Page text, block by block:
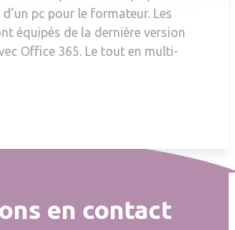
pc pour le formateur. Les
équipés de la dernière version
Office 365. Le tout en multi-
en contact